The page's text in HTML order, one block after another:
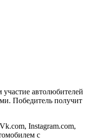
автолюбителей
Победитель получит
Instagram.com,
с